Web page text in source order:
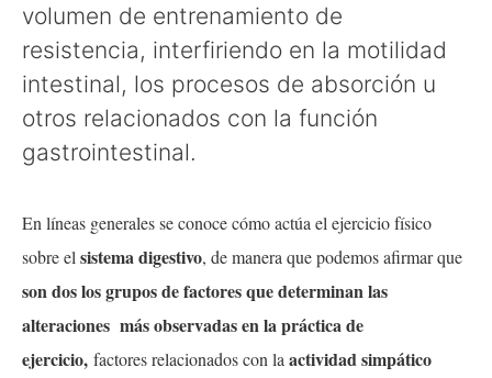
volumen de entrenamiento de
resistencia, interfiriendo en la motilidad
intestinal, los procesos de absorción u
otros relacionados con la función
gastrointestinal.
En líneas generales se conoce cómo actúa el ejercicio físico
sobre el sistema digestivo, de manera que podemos afirmar que
son dos los grupos de factores que determinan las
alteraciones más observadas en la práctica de
ejercicio, factores relacionados con la actividad simpático